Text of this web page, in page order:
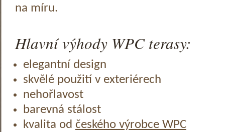
na míru.
Hlavní výhody WPC terasy:
elegantní design
skvělé použití v exteriérech
nehořlavost
barevná stálost
kvalita od českého výrobce WPC